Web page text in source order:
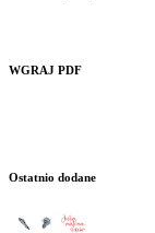
WGRAJ PDF
Ostatnio dodane